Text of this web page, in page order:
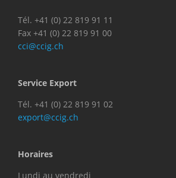
Tél. +41 (0) 22 819 91 11
Fax +41 (0) 22 819 91 00
cci@ccig.ch
Service Export
Tél. +41 (0) 22 819 91 02
export@ccig.ch
Horaires
Lundi au vendredi